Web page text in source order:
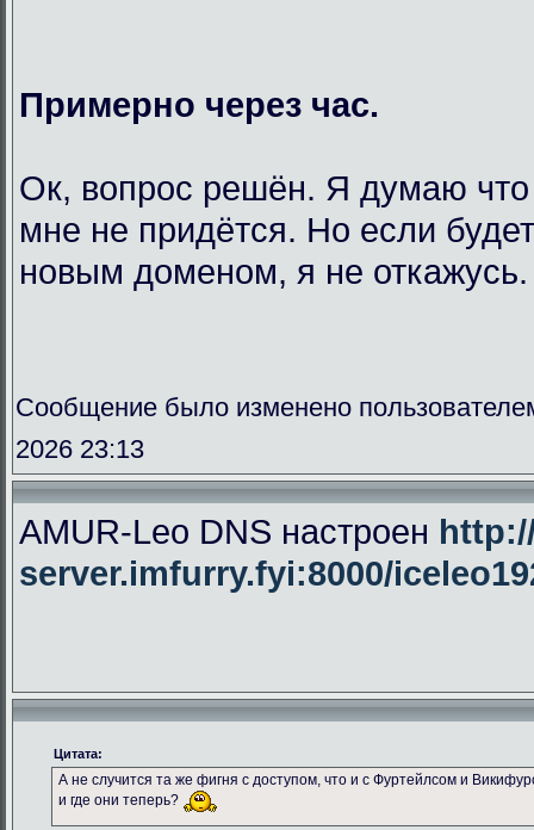
Примерно через час.
Ок, вопрос решён. Я думаю что
мне не придётся. Но если
новым доменом, я не откажусь.
Сообщение было изменено
2026 23:13
AMUR-Leo DNS настроен
server.imfurry.fyi:8000/
Цитата:
А не случится та же фигня с доступом, что и с Фуртейлсом и
и где они теперь?